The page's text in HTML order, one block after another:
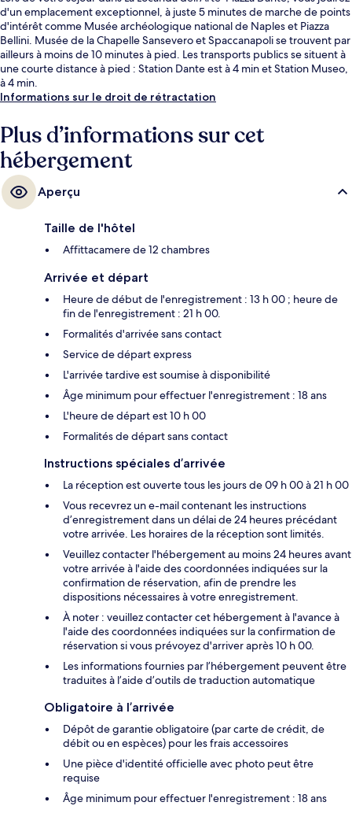
d'un emplacement exceptionnel, à juste 5 minutes de marche de points
d'intérêt comme Musée archéologique national de Naples et Piazza
Bellini. Musée de la Chapelle Sansevero et Spaccanapoli se trouvent par
ailleurs à moins de 10 minutes à pied. Les transports publics se situent à
une courte distance à pied : Station Dante est à 4 min et Station Museo,
à 4 min.
Informations sur le droit de rétractation
Plus d’informations sur cet
hébergement
Aperçu
Taille de l'hôtel
Affittacamere de 12 chambres
Arrivée et départ
Heure de début de l'enregistrement : 13 h 00 ; heure de
fin de l'enregistrement : 21 h 00.
Formalités d'arrivée sans contact
Service de départ express
L'arrivée tardive est soumise à disponibilité
Âge minimum pour effectuer l'enregistrement : 18 ans
L'heure de départ est 10 h 00
Formalités de départ sans contact
Instructions spéciales d’arrivée
La réception est ouverte tous les jours de 09 h 00 à 21 h 00
Vous recevrez un e-mail contenant les instructions
d’enregistrement dans un délai de 24 heures précédant
votre arrivée. Les horaires de la réception sont limités.
Veuillez contacter l'hébergement au moins 24 heures avant
votre arrivée à l'aide des coordonnées indiquées sur la
confirmation de réservation, afin de prendre les
dispositions nécessaires à votre enregistrement.
À noter : veuillez contacter cet hébergement à l'avance à
l'aide des coordonnées indiquées sur la confirmation de
réservation si vous prévoyez d'arriver après 10 h 00.
Les informations fournies par l’hébergement peuvent être
traduites à l’aide d’outils de traduction automatique
Obligatoire à l’arrivée
Dépôt de garantie obligatoire (par carte de crédit, de
débit ou en espèces) pour les frais accessoires
Une pièce d'identité officielle avec photo peut être
requise
Âge minimum pour effectuer l'enregistrement : 18 ans